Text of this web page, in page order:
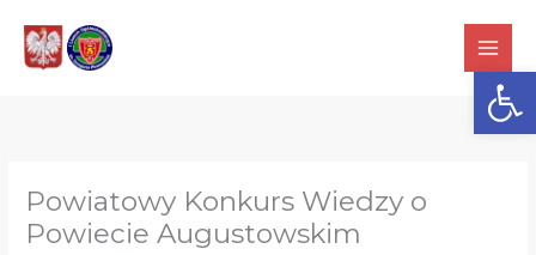
treści
Powiatowy Konkurs Wiedzy o
Powiecie Augustowskim